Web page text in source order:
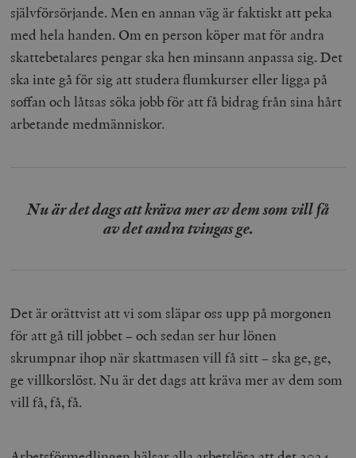
självförsörjande. Men en annan väg är faktiskt att peka
med hela handen. Om en person köper mat för andra
skattebetalares pengar ska hen minsann anpassa sig. Det
ska inte gå för sig att studera flumkurser eller ligga på
soffan och låtsas söka jobb för att få bidrag från sina hårt
arbetande medmänniskor.
Nu är det dags att kräva mer av dem som vill få
av det andra tvingas ge.
Det är orättvist att vi som släpar oss upp på morgonen
för att gå till jobbet – och sedan ser hur lönen
skrumpnar ihop när skattmasen vill få sitt – ska ge, ge,
ge villkorslöst. Nu är det dags att kräva mer av dem som
vill få, få, få.